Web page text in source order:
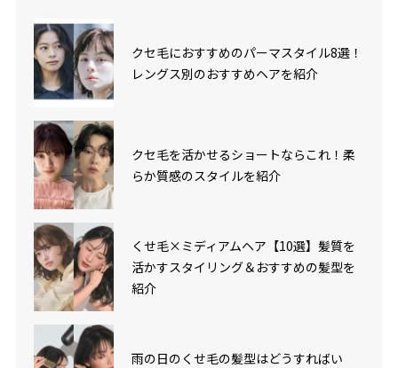
クセ毛におすすめのパーマスタイル8選！
レングス別のおすすめヘアを紹介
クセ毛を活かせるショートならこれ！柔
らか質感のスタイルを紹介
くせ毛×ミディアムヘア【10選】髪質を
活かすスタイリング＆おすすめの髪型を
紹介
雨の日のくせ毛の髪型はどうすればい